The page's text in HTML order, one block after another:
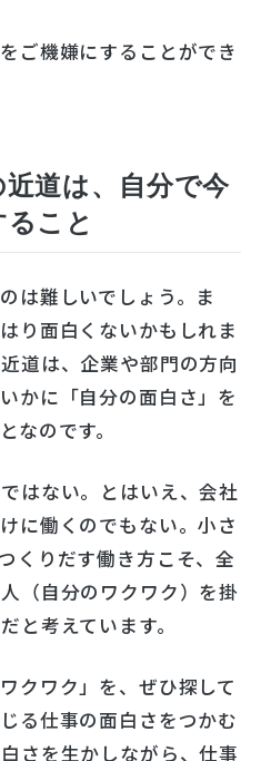
ご機嫌にすることができ
道は、自分で今
こと
は難しいでしょう。ま
り面白くないかもしれま
道は、企業や部門の方向
かに「自分の面白さ」を
なのです。
はない。とはいえ、会社
に働くのでもない。小さ
くりだす働き方こそ、全
（自分のワクワク）を掛
と考えています。
クワク」を、ぜひ探して
る仕事の面白さをつかむ
さを生かしながら、仕事